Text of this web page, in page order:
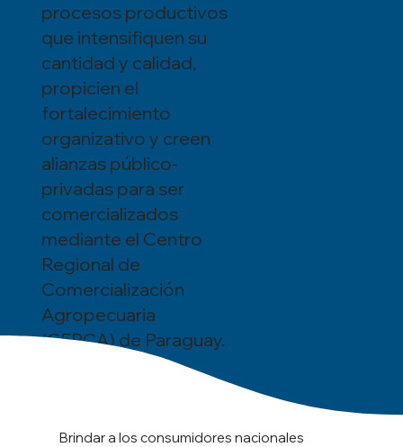
procesos productivos
que intensifiquen su
cantidad y calidad,
propicien el
fortalecimiento
organizativo y creen
alianzas público-
privadas para ser
comercializados
mediante el Centro
Regional de
Comercialización
Agropecuaria
(CERCA) de Paraguay.
Brindar a los consumidores nacionales